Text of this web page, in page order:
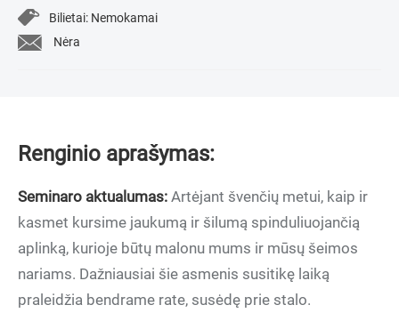
Bilietai: Nemokamai
Nėra
Renginio aprašymas:
Seminaro aktualumas: Artėjant švenčių metui, kaip ir
kasmet kursime jaukumą ir šilumą spinduliuojančią
aplinką, kurioje būtų malonu mums ir mūsų šeimos
nariams. Dažniausiai šie asmenis susitikę laiką
praleidžia bendrame rate, susėdę prie stalo.